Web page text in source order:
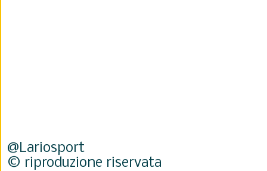
@Lariosport
© riproduzione riservata